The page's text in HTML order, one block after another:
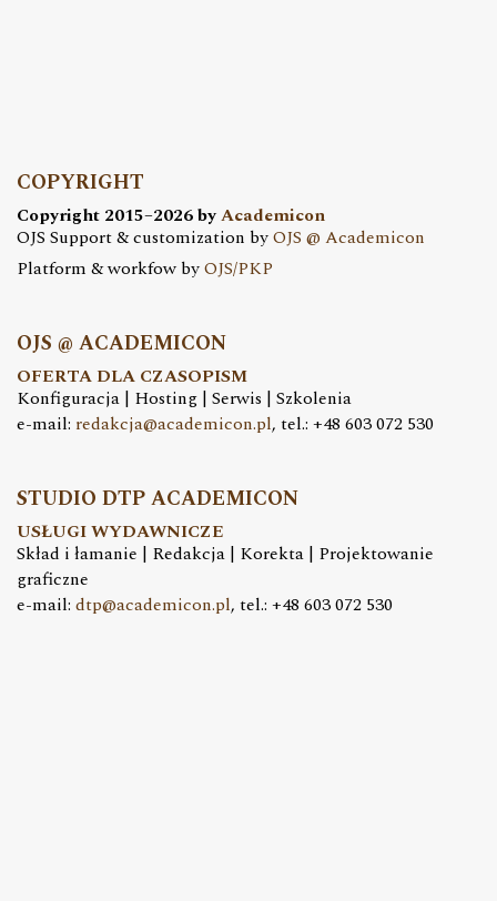
COPYRIGHT
Copyright 2015–2026 byAcademicon
OJS Support & customization byOJS @ Academicon
Platform & workfow byOJS/PKP
OJS @ ACADEMICON
OFERTA DLA CZASOPISM
Konfiguracja | Hosting | Serwis | Szkolenia
e-mail: redakcja@academicon.pl, tel.: +48 603 072 530
STUDIO DTP ACADEMICON
USŁUGI WYDAWNICZE
Skład i łamanie | Redakcja | Korekta | Projektowanie
graficzne
e-mail: dtp@academicon.pl, tel.: +48 603 072 530